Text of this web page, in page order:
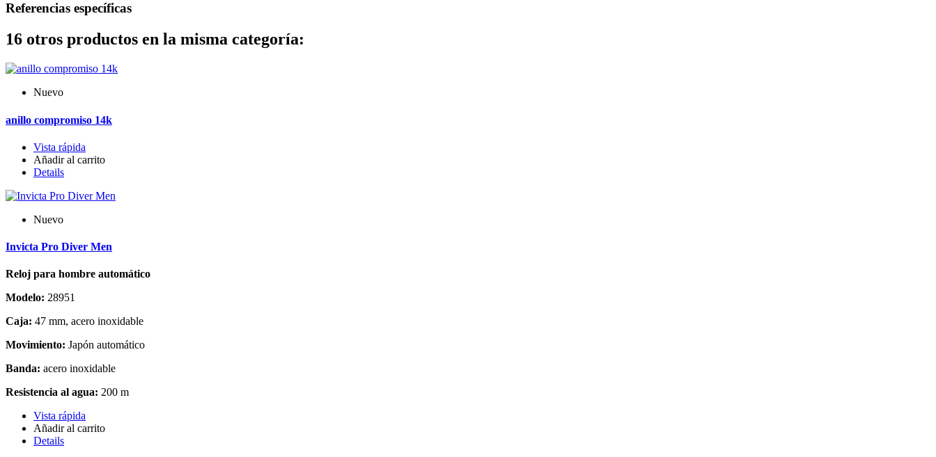
Referencias específicas
16 otros productos en la misma categoría:
Nuevo
anillo compromiso 14k
Vista rápida
Añadir al carrito
Details
Nuevo
Invicta Pro Diver Men
Reloj para hombre automático
Modelo: 28951
Caja: 47 mm, acero inoxidable
Movimiento: Japón automático
Banda: acero inoxidable
Resistencia al agua: 200 m
Vista rápida
Añadir al carrito
Details